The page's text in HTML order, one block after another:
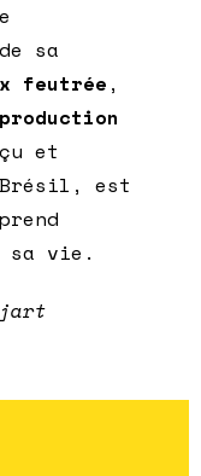
sa
feutrée ,
production
et
est
sa vie.